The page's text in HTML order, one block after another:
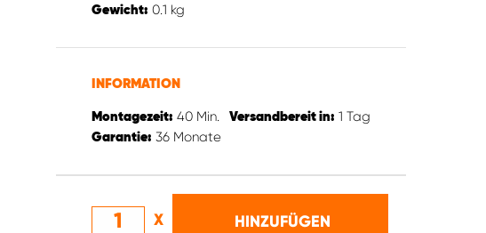
Gewicht: 0.1 kg
INFORMATION
Montagezeit: 40 Min. Versandbereit in: 1 Tag
Garantie: 36 Monate
X HINZUFÜGEN